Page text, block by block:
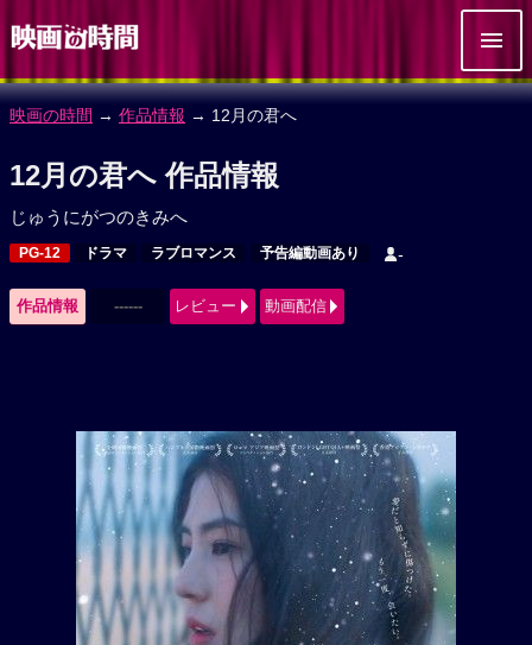
映画の時間 → 作品情報 → 12月の君へ
12月の君へ 作品情報
じゅうにがつのきみへ
PG-12 ドラマ ラブロマンス 予告編動画あり -
作品情報 ------ レビュー 動画配信